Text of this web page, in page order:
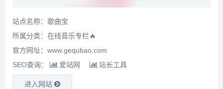
站点名称：歌曲宝
所属分类： 在线音乐专栏🔥
官方网址：www.gequbao.com
SEO查询：
爱站网 站长工具
进入网站